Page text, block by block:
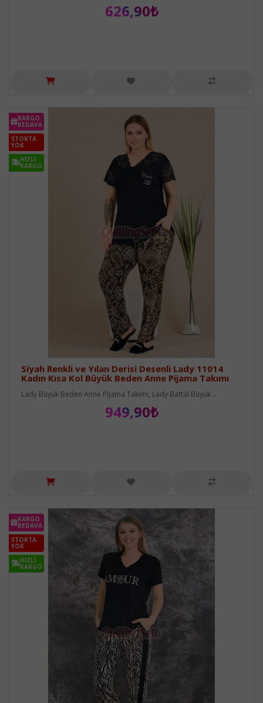
626,90₺
KARGO
BEDAVA
STOKTA
YOK
HIZLI
KARGO
Siyah Renkli ve Yılan Derisi Desenli Lady 11014
Kadın Kısa Kol Büyük Beden Anne Pijama Takımı
Lady Büyük Beden Anne Pijama Takımı, Lady Battal Büyük ..
949,90₺
KARGO
BEDAVA
STOKTA
YOK
HIZLI
KARGO